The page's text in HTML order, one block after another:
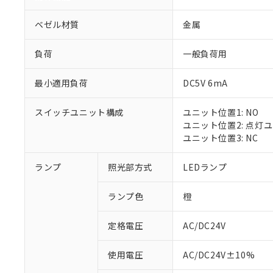
ベゼル材質 金属
負荷 一般負荷用
最小適用負荷 DC5V 6mA
スイッチユニット構成
ユニット位置1: NO
ユニット位置2: 点灯
ユニット位置3: NC
ランプ 照光部方式 LEDランプ
ランプ色 橙
定格電圧 AC/DC24V
使用電圧 AC/DC24V±10%
※1 対応状況